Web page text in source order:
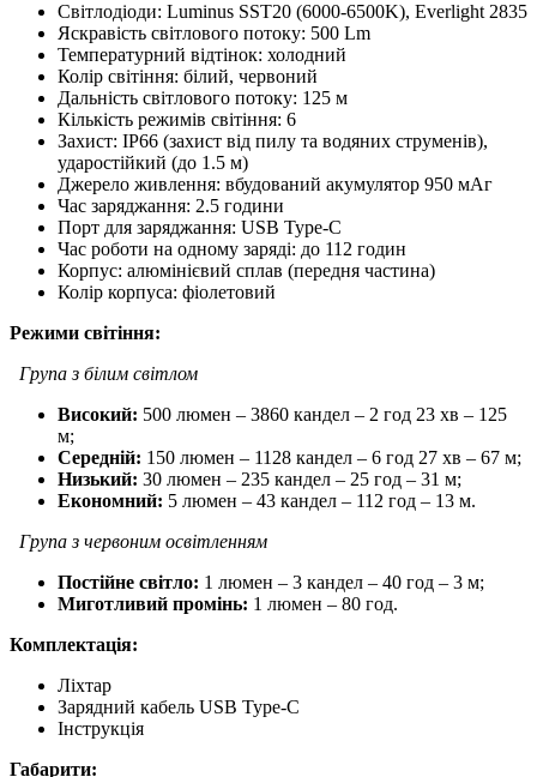
Світлодіоди: Luminus SST20 (6000-6500K), Everlight 2835
Яскравість світлового потоку: 500 Lm
Температурний відтінок: холодний
Колір світіння: білий, червоний
Дальність світлового потоку: 125 м
Кількість режимів світіння: 6
Захист: IP66 (захист від пилу та водяних струменів),
ударостійкий (до 1.5 м)
Джерело живлення: вбудований акумулятор 950 мАг
Час заряджання: 2.5 години
Порт для заряджання: USB Type-C
Час роботи на одному заряді: до 112 годин
Корпус: алюмінієвий сплав (передня частина)
Колір корпуса: фіолетовий
Режими світіння:
Група з білим світлом
Високий: 500 люмен – 3860 кандел – 2 год 23 хв – 125
м;
Середній: 150 люмен – 1128 кандел – 6 год 27 хв – 67 м;
Низький: 30 люмен – 235 кандел – 25 год – 31 м;
Економний: 5 люмен – 43 кандел – 112 год – 13 м.
Група з червоним освітленням
Постійне світло: 1 люмен – 3 кандел – 40 год – 3 м;
Миготливий промінь: 1 люмен – 80 год.
Комплектація:
Ліхтар
Зарядний кабель USB Type-C
Інструкція
Габарити: